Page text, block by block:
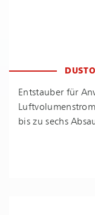
Entstauber für
bis zu sechs